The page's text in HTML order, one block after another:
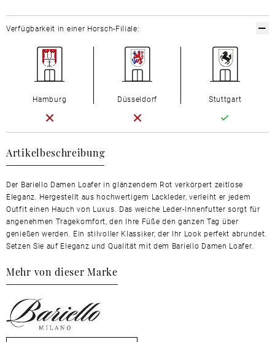
Artikelbeschreibung
Der Bariello Damen Loafer in glänzendem Rot verkörpert zeitlose
Eleganz. Hergestellt aus hochwertigem Lackleder, verleiht er jedem
Outfit einen Hauch von Luxus. Das weiche Leder-Innenfutter sorgt für
angenehmen Tragekomfort, den Ihre Füße den ganzen Tag über
genießen werden. Ein stilvoller Klassiker, der Ihr Look perfekt abrundet.
Setzen Sie auf Eleganz und Qualität mit dem Bariello Damen Loafer.
Mehr von dieser Marke
Verfügbarkeit in einer Horsch-Filiale:
Hamburg Düsseldorf Stuttgart